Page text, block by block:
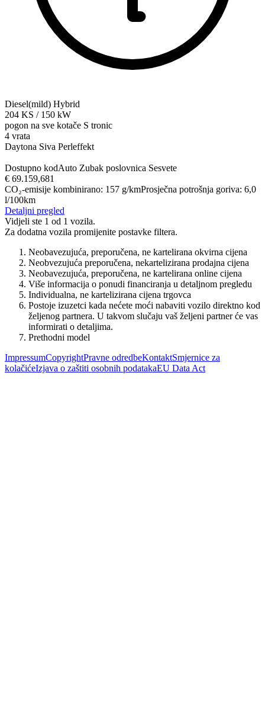
Diesel(mild) Hybrid
204 KS / 150 kW
pogon na sve kotače S tronic
4 vrata
Daytona Siva Perleffekt
Dostupno kodAuto Zubak poslovnica Sesvete
€ 69.159,681
CO₂-emisije kombinirano: 157 g/kmProsječna potrošnja goriva: 6,0
l/100km
Detaljni pregled
Vidjeli ste 1 od 1 vozila.
Za dodatna vozila promijenite postavke filtera.
Neobavezujuća, preporučena, ne kartelirana okvirna cijena
Neobvezujuća preporučena, nekartelizirana prodajna cijena
Neobavezujuća, preporučena, ne kartelirana online cijena
Više informacija o ponudi financiranja u detaljnom pregledu
Individualna, ne kartelizirana cijena trgovca
Postoje izuzetci kada nećete moći nabaviti vozilo direktno kod
željenog partnera. U takvom slučaju vaš željeni partner će vas
informirati o detaljima.
Prethodni model
ImpressumCopyrightPravne odredbeKontaktSmjernice za
kolačićeIzjava o zaštiti osobnih podatakaEU Data Act